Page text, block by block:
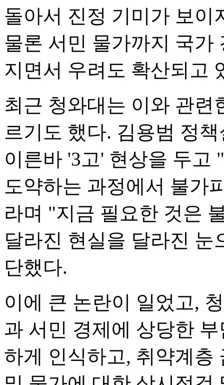
돌아서 진정 기미가 보이
물론 서민 물가까지 국가
지면서 우려도 확산되고
최근 청와대는 이와 관련
르기도 했다. 김용범 정
이른바 '3고' 현상을 두고
도약하는 과정에서 불가
라며 "지금 필요한 것은
달라진 현실을 달라진
단했다.
이에 큰 논란이 일었고,
과 서민 경제에 상당한
하게 인식하고, 취약계층